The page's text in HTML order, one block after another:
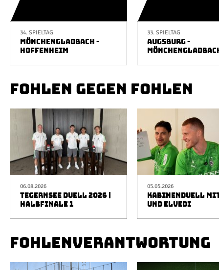
34. SPIELTAG
MÖNCHENGLADBACH -
HOFFENHEIM
33. SPIELTAG
AUGSBURG -
FOHLEN GEGEN FOHLEN
06.08.2026
TEGERNSEE DUELL 2026 |
HALBFINALE 1
05.05.2026
KABINENDUELL
UND ELVEDI
FOHLENVERANTWORTUNG